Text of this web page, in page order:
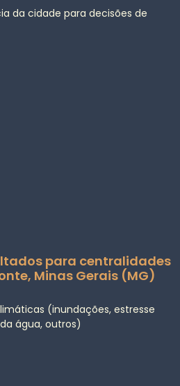
da cidade para decisões de
para centralidades
Minas Gerais (MG)
(inundações, estresse
água, outros)